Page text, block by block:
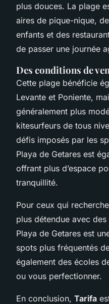
plus douces. La plage
aires de pique-nique,
enfants et des
de passer une journée
Des conditions de
Cette plage bénéficie
Levante et Poniente,
généralement plus
kitesurfeurs de tous
défis imposés par les
Playa de Getares est
offrant plus d’espace
tranquillité.
Pour ceux qui
plus détendue avec
Playa de Getares est
spots plus fréquentés
également des écoles
ou vous perfectionner.
En conclusion, Tarifa